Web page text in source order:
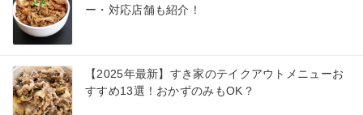
ー・対応店舗も紹介！
【2025年最新】すき家のテイクアウトメニューお
すすめ13選！おかずのみもOK？